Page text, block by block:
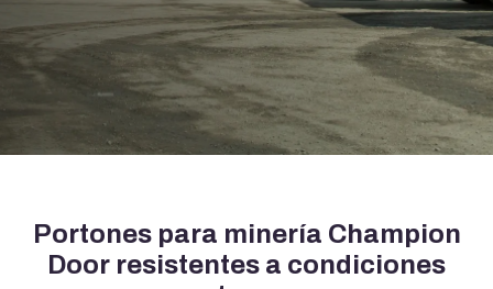
Portones para minería Champion
Door resistentes a condiciones